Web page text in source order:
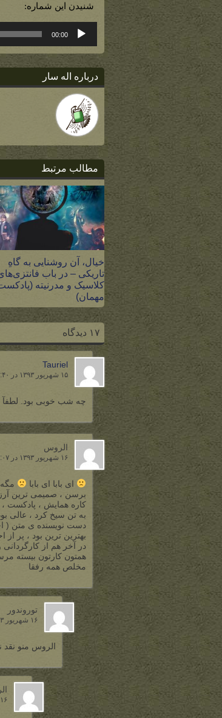
شنیدن این شماره:
پخش‌کننده
صوت
00:00
درباره اله سار
مطالب مرتبط
خیال، آن روشنایی به گاهِ
تاریکی – در باب
کلاسیک و مدرنیته
مهمان)
۱۷ دیدگاه
Tauriel
۱۵ شهریور ۱۳۹۳ در ۱۱:۴۰ ب٫ظ
چه شب خوبی بود. لطفآ
الروس
۱۶ شهریور ۱۳۹۳ در ۰:۰۷ ق٫ظ
ای بابا ای بابا
برسن ، صمیمی ترین
کاره همایش ، پادکست
به تن سیخ کرد ، عالی
دست نویسنده ی متن (
بهترین ترین بود ، پر
در آخر هم از
همتون کارتون بیسته
مخلص همه رفقا
توروندور
۱۶ شهریور ۱۳۹۳ در ۷:۴۴ ق٫ظ
الروس منو نقد
۱۶ شهریور ۱۳۹۳ در ۱۱:۱۴ ق٫ظ